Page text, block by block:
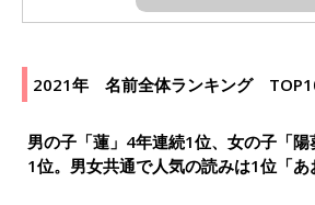
2021年 名前全体ランキング
男の子「蓮」4年連続1位、女の子「
1位。男女共通で人気の読みは1位「あ